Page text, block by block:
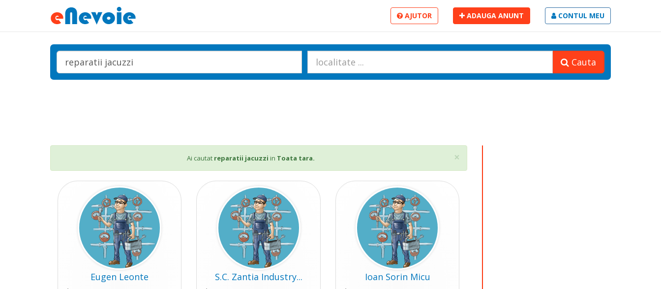
AJUTOR ADAUGA ANUNT CONTUL MEU
Cauta
×
Ai cautat reparatii jacuzzi in Toata tara.
Eugen Leonte S.C. Zantia Industry... Ioan Sorin Micu